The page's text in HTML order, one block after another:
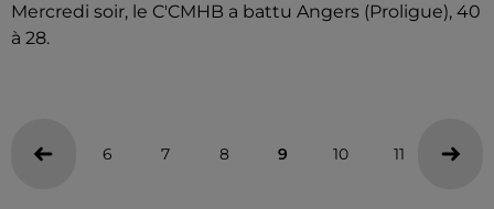
Mercredi soir, le C'CMHB a battu Angers (Proligue), 40
à 28.
6 7 8 9 10 11 12